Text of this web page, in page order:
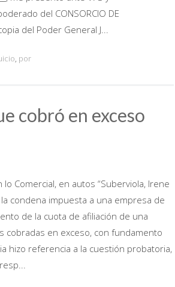
del CONSORCIO DE
del Poder General J...
, por
cobró en exceso
Comercial, en autos “Suberviola, Irene
condena impuesta a una empresa de
de la cuota de afiliación de una
cobradas en exceso, con fundamento
hizo referencia a la cuestión probatoria,